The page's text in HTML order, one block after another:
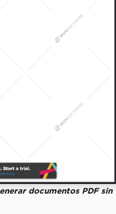
documentos PDF sin